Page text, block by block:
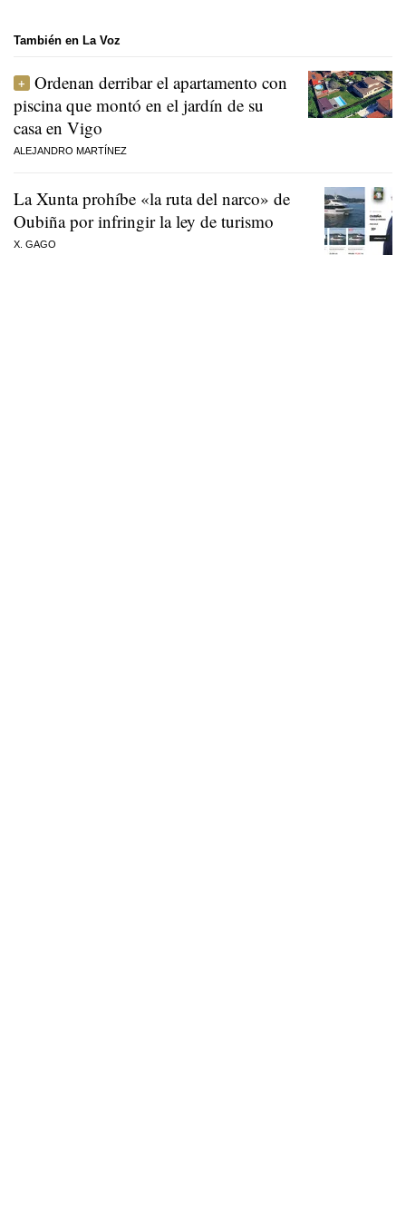
También en La Voz
Ordenan derribar el apartamento con
piscina que montó en el jardín de su
casa en Vigo
ALEJANDRO MARTÍNEZ
La Xunta prohíbe «la ruta del narco» de
Oubiña por infringir la ley de turismo
X. GAGO